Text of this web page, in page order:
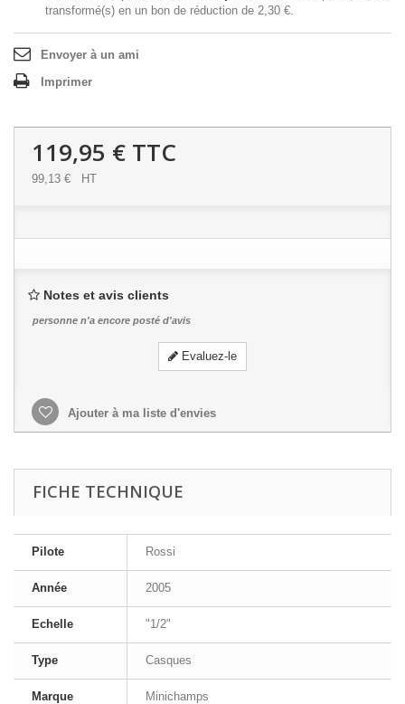
transformé(s) en un bon de réduction de 2,30 €.
Envoyer à un ami
Imprimer
119,95 € TTC
99,13 € HT
Notes et avis clients
personne n'a encore posté d'avis
Evaluez-le
Ajouter à ma liste d'envies
FICHE TECHNIQUE
Pilote Rossi
Année 2005
Echelle "1/2"
Type Casques
Marque Minichamps